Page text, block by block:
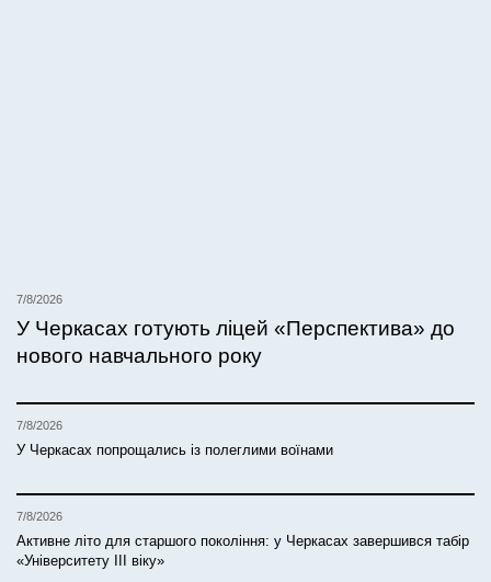
7/8/2026
У Черкасах готують ліцей «Перспектива» до
нового навчального року
7/8/2026
У Черкасах попрощались із полеглими воїнами
7/8/2026
Активне літо для старшого покоління: у Черкасах завершився табір
«Університету ІІІ віку»